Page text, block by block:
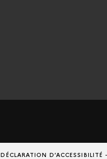
DÉCLARATION D’ACCESSIBILITÉ